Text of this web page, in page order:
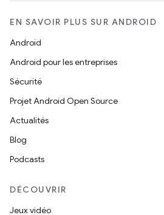
EN SAVOIR PLUS SUR ANDROID
Android
Android pour les entreprises
Sécurité
Projet Android Open Source
Actualités
Blog
Podcasts
DÉCOUVRIR
Jeux vidéo